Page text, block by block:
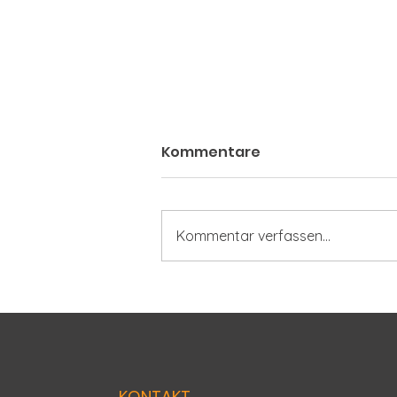
Mobilität
Kommentare
Kommentar verfassen...